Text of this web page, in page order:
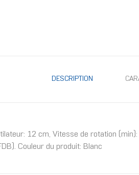
DESCRIPTION
12 cm, Vitesse de rotation
Couleur du produit: Blanc